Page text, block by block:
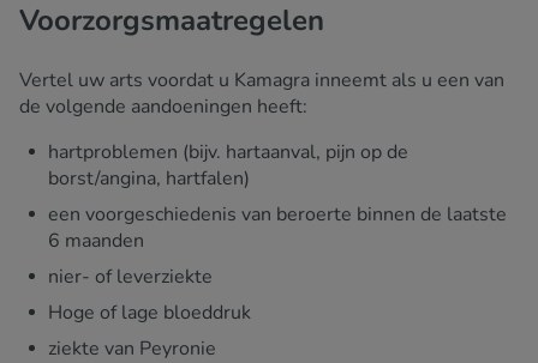
Voorzorgsmaatregelen
Vertel uw arts voordat u Kamagra inneemt als u een van
de volgende aandoeningen heeft:
hartproblemen (bijv. hartaanval, pijn op de
borst/angina, hartfalen)
een voorgeschiedenis van beroerte binnen de laatste
6 maanden
nier- of leverziekte
Hoge of lage bloeddruk
ziekte van Peyronie